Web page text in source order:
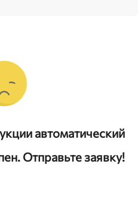
автоматический
Отправьте заявку!